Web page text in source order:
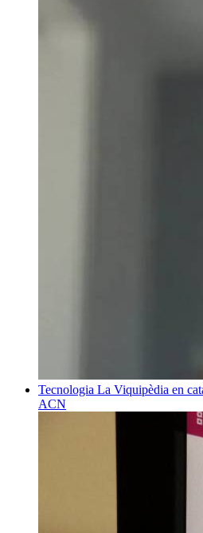
Tecnologia La Viquipèdia en
ACN